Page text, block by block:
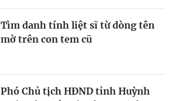
Tìm danh tính liệt sĩ từ dòng tên
mờ trên con tem cũ
Phó Chủ tịch HĐND tỉnh Huỳnh